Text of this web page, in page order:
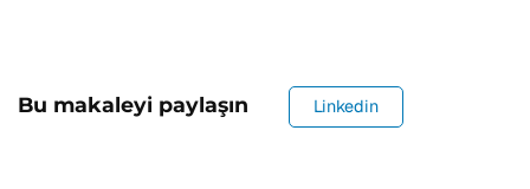
Bu makaleyi paylaşın Linkedin